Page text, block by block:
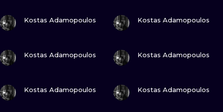
UV
Kostas Adamopoulos Kostas Adamopoulos
Kostas Adamopoulos Kostas Adamopoulos
Kostas Adamopoulos Kostas Adamopoulos